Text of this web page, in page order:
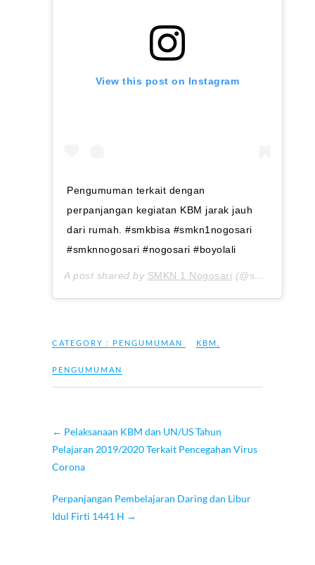
View this post on Instagram
Pengumuman terkait dengan
perpanjangan kegiatan KBM jarak jauh
dari rumah. #smkbisa #smkn1nogosari
#smknnogosari #nogosari #boyolali
A post shared by SMKN 1 Nogosari (@smknnogosari) on
CATEGORY : PENGUMUMAN KBM
PENGUMUMAN
← Pelaksanaan KBM dan UN/US Tahun
Pelajaran 2019/2020 Terkait Pencegahan Virus
Corona
Perpanjangan Pembelajaran Daring dan Libur
Idul Firti 1441 H →